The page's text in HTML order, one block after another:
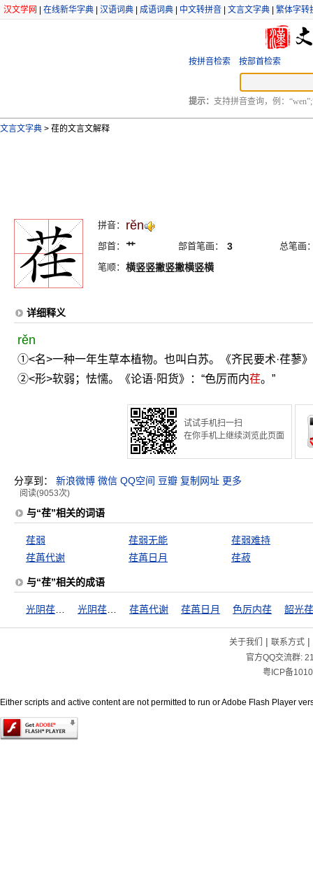
汉文学网 在线新华字典 汉语词典 成语词典 中文转拼音 文言文字典 繁体字转
按拼音检索 按部首检索
提示： 支持拼音查询，例：
文言文字典 > 荏的文言文解释
拼音： rĕn
部首： 艹 部首笔画： 3
总笔画
笔顺： 横竖竖撇竖撇横竖横
详细释义
rěn
①<名>一种一年生草本植物。也叫白苏。《齐民要术·荏蓼》
②<形>软弱；怯懦。《论语·阳货》：“色厉而内荏。”
试试手机扫一扫
在你手机上继续浏览此页面
分享到： 新浪微博 微信 QQ空间 豆瓣 复制网址 更多
阅读(9053次)
与“荏”相关的词语
荏弱 荏弱无能
荏弱难持
荏苒代谢
荏苒日月 荏菽
与“荏”相关的成语
荏苒代谢 荏苒日月 色厉内荏 韶光
关于我们 | 联系方式|
官方QQ交流群:
粤ICP备
Either scripts and active content are not permitted to run or Adobe Flash Player